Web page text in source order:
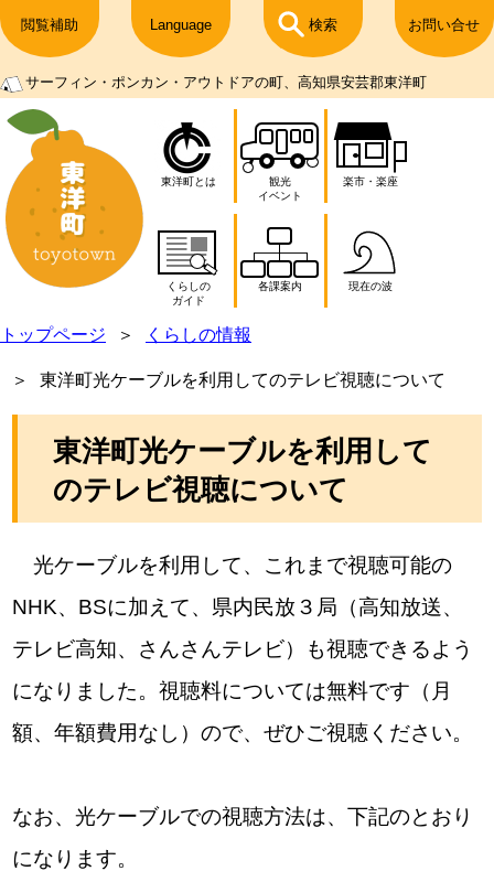
閲覧補助 Language 検索 お問い合せ
サーフィン・ポンカン・アウトドアの町、高知県安芸郡東洋町
東洋町とは
観光
イベント
楽市・楽座
くらしの
ガイド
各課案内 現在の波
トップページ くらしの情報
東洋町光ケーブルを利用してのテレビ視聴について
東洋町光ケーブルを利用して
のテレビ視聴について
光ケーブルを利用して、これまで視聴可能の
NHK、BSに加えて、県内民放３局（高知放送、
テレビ高知、さんさんテレビ）も視聴できるよう
になりました。視聴料については無料です（月
額、年額費用なし）ので、ぜひご視聴ください。
なお、光ケーブルでの視聴方法は、下記のとおり
になります。